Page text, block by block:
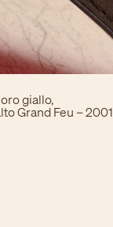
giallo,
Grand Feu – 2001